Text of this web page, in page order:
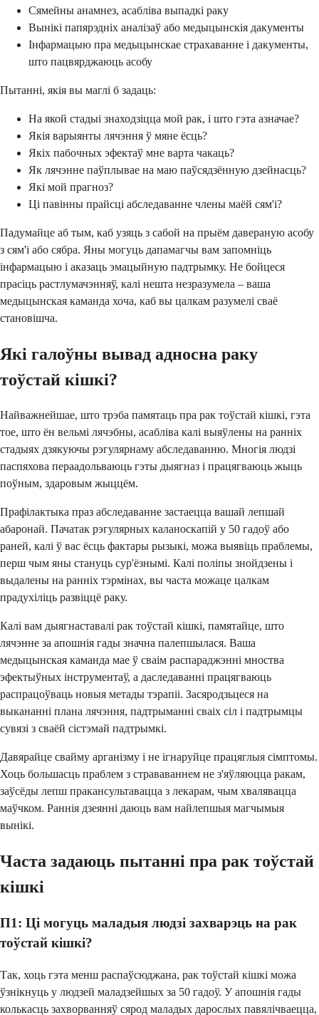
Сямейны анамнез, асабліва выпадкі раку
Вынікі папярэдніх аналізаў або медыцынскія дакументы
Інфармацыю пра медыцынскае страхаванне і дакументы,
што пацвярджаюць асобу
Пытанні, якія вы маглі б задаць:
На якой стадыі знаходзіцца мой рак, і што гэта азначае?
Якія варыянты лячэння ў мяне ёсць?
Якіх пабочных эфектаў мне варта чакаць?
Як лячэнне паўплывае на маю паўсядзённую дзейнасць?
Які мой прагноз?
Ці павінны прайсці абследаванне члены маёй сям'і?
Падумайце аб тым, каб узяць з сабой на прыём давераную асобу
з сям'і або сябра. Яны могуць дапамагчы вам запомніць
інфармацыю і аказаць эмацыйную падтрымку. Не бойцеся
прасіць растлумачэнняў, калі нешта незразумела – ваша
медыцынская каманда хоча, каб вы цалкам разумелі сваё
становішча.
Які галоўны вывад адносна раку
тоўстай кішкі?
Найважнейшае, што трэба памятаць пра рак тоўстай кішкі, гэта
тое, што ён вельмі лячэбны, асабліва калі выяўлены на ранніх
стадыях дзякуючы рэгулярнаму абследаванню. Многія людзі
паспяхова пераадольваюць гэты дыягназ і працягваюць жыць
поўным, здаровым жыццём.
Прафілактыка праз абследаванне застаецца вашай лепшай
абаронай. Пачатак рэгулярных каланоскапій у 50 гадоў або
раней, калі ў вас ёсць фактары рызыкі, можа выявіць праблемы,
перш чым яны стануць сур'ёзнымі. Калі поліпы знойдзены і
выдалены на ранніх тэрмінах, вы часта можаце цалкам
прадухіліць развіццё раку.
Калі вам дыягнаставалі рак тоўстай кішкі, памятайце, што
лячэнне за апошнія гады значна палепшылася. Ваша
медыцынская каманда мае ў сваім распараджэнні мноства
эфектыўных інструментаў, а даследаванні працягваюць
распрацоўваць новыя метады тэрапіі. Засяродзьцеся на
выкананні плана лячэння, падтрыманні сваіх сіл і падтрымцы
сувязі з сваёй сістэмай падтрымкі.
Давярайце свайму арганізму і не ігнаруйце працяглыя сімптомы.
Хоць большасць праблем з страваваннем не з'яўляюцца ракам,
заўсёды лепш пракансультавацца з лекарам, чым хвалявацца
маўчком. Раннія дзеянні даюць вам найлепшыя магчымыя
вынікі.
Часта задаюць пытанні пра рак тоўстай
кішкі
П1: Ці могуць маладыя людзі захварэць на рак
тоўстай кішкі?
Так, хоць гэта менш распаўсюджана, рак тоўстай кішкі можа
ўзнікнуць у людзей маладзейшых за 50 гадоў. У апошнія гады
колькасць захворванняў сярод маладых дарослых павялічваецца,